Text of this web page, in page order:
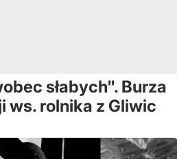
słabych". Burza
ws. rolnika z Gliwic